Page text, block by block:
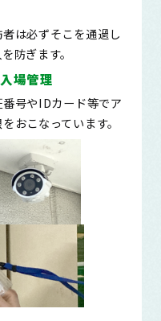
は必ずそこを通過し
防ぎます。
場管理
号やIDカード等でア
おこなっています。